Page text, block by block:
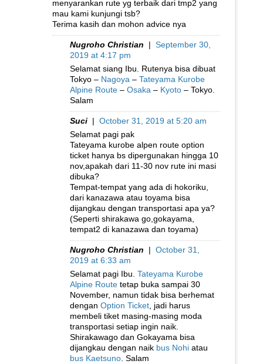
menyarankan rute yg terbaik dari tmp2 yang
mau kami kunjungi tsb?
Terima kasih dan mohon advice nya
Nugroho Christian | September 30,
2019 at 4:17 pm
Selamat siang Ibu. Rutenya bisa dibuat
Tokyo – Nagoya – Tateyama Kurobe
Alpine Route – Osaka – Kyoto – Tokyo.
Salam
Suci | October 31, 2019 at 5:20 am
Selamat pagi pak
Tateyama kurobe alpen route option
ticket hanya bs dipergunakan hingga 10
nov,apakah dari 11-30 nov rute ini masi
dibuka?
Tempat-tempat yang ada di hokoriku,
dari kanazawa atau toyama bisa
dijangkau dengan transportasi apa ya?
(Seperti shirakawa go,gokayama,
tempat2 di kanazawa dan toyama)
Nugroho Christian | October 31,
2019 at 6:33 am
Selamat pagi Ibu. Tateyama Kurobe
Alpine Route tetap buka sampai 30
November, namun tidak bisa berhemat
dengan Option Ticket, jadi harus
membeli tiket masing-masing moda
transportasi setiap ingin naik.
Shirakawago dan Gokayama bisa
dijangkau dengan naik bus Nohi atau
bus Kaetsuno. Salam